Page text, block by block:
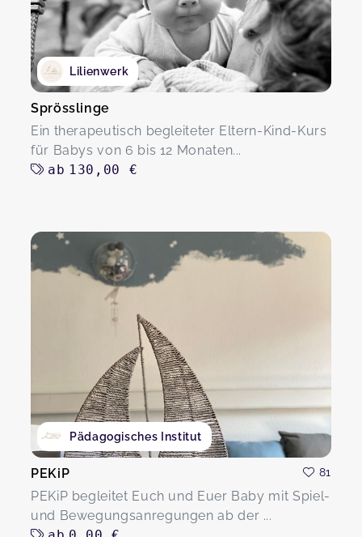
Lilienwerk
Sprösslinge
Ein therapeutisch begleiteter Eltern-Kind-Kurs
für Babys von 6 bis 12 Monaten...
ab 130,00 €
Pädagogisches Institut
PEKiP 81
PEKiP begleitet Euch und Euer Baby mit Spiel-
und Bewegungsanregungen ab der ...